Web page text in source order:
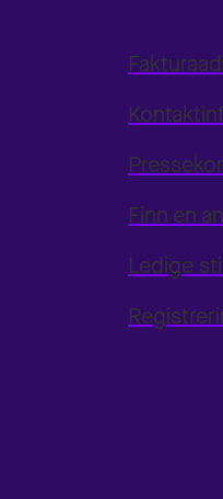
Finn en
Ledige